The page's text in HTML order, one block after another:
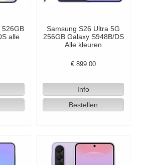
526GB
alle
Samsung S26 Ultra 5G
256GB Galaxy S948B/DS
Alle kleuren
€899.00